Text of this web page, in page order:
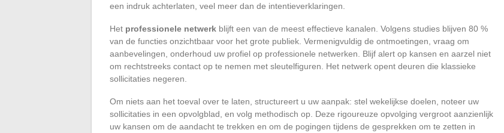
een indruk achterlaten, veel meer dan de intentieverklaringen.
Het professionele netwerk blijft een van de meest effectieve kanalen. Volgens studies blijven 80 %
van de functies onzichtbaar voor het grote publiek. Vermenigvuldig de ontmoetingen, vraag om
aanbevelingen, onderhoud uw profiel op professionele netwerken. Blijf alert op kansen en aarzel niet
om rechtstreeks contact op te nemen met sleutelfiguren. Het netwerk opent deuren die klassieke
sollicitaties negeren.
Om niets aan het toeval over te laten, structureert u uw aanpak: stel wekelijkse doelen, noteer uw
sollicitaties in een opvolgblad, en volg methodisch op. Deze rigoureuze opvolging vergroot aanzienlijk
uw kansen om de aandacht te trekken en om de pogingen tijdens de gesprekken om te zetten in